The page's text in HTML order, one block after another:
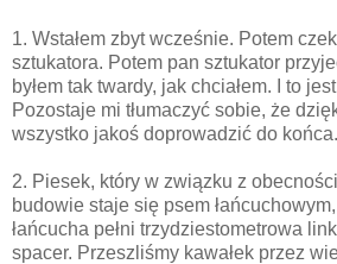
1. Wstałem zbyt wcześnie. Potem
sztukatora. Potem pan sztukator
byłem tak twardy, jak chciałem. I to
Pozostaje mi tłumaczyć sobie, że
wszystko jakoś doprowadzić do końca.
2. Piesek, który w związku z
budowie staje się psem
łańcucha pełni trzydziestometrowa
spacer. Przeszliśmy kawałek przez